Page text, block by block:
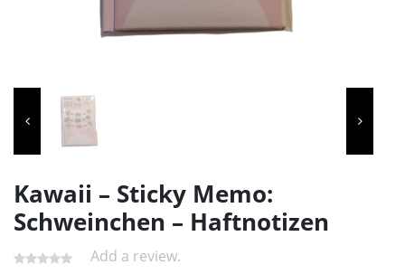
Kawaii – Sticky Memo:
Schweinchen – Haftnotizen
Add a review.